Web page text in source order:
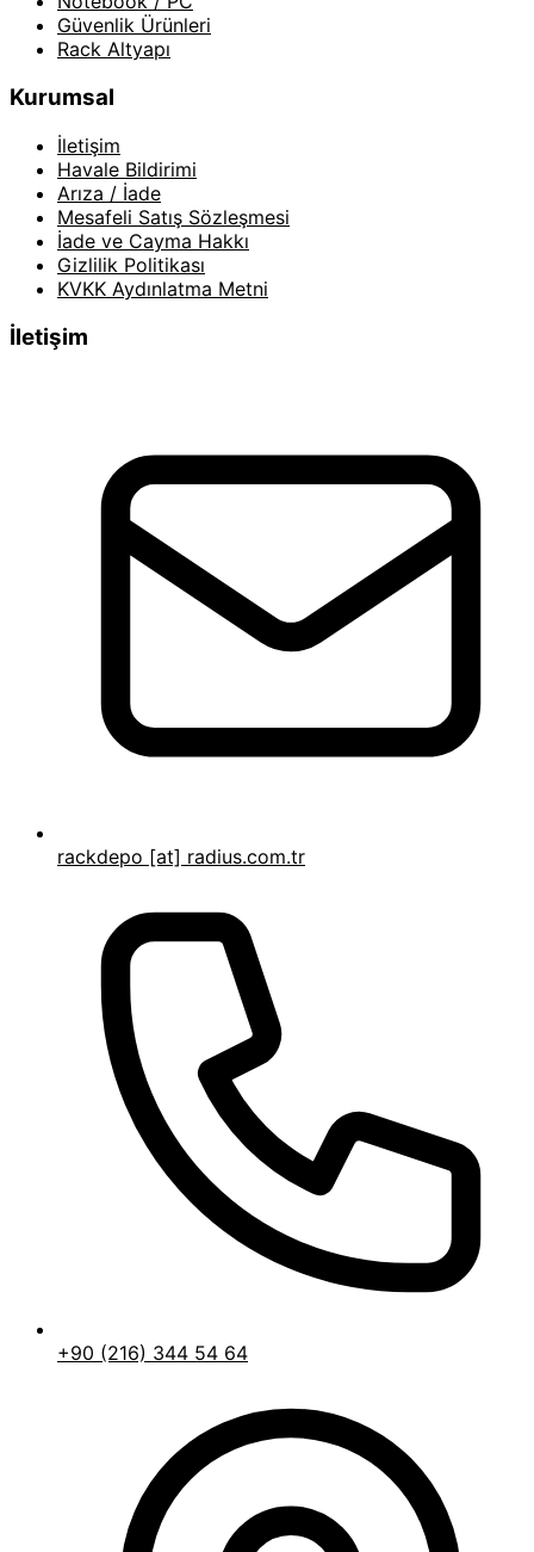
Güvenlik Ürünleri
Rack Altyapı
Kurumsal
İletişim
Havale Bildirimi
Arıza / İade
Mesafeli Satış Sözleşmesi
İade ve Cayma Hakkı
Gizlilik Politikası
KVKK Aydınlatma Metni
İletişim
rackdepo [at] radius.com.tr
+90 (216) 344 54 64